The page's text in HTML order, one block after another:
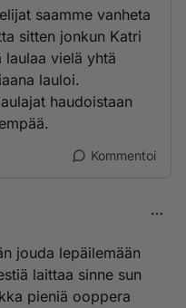
saamme vanheta
sitten jonkun Katri
laulaa vielä yhtä
lauloi.
haudoistaan
Kommentoi
jouda lepäilemään
laittaa sinne sun
pieniä ooppera